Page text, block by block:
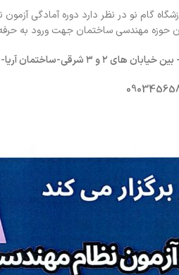
گام نو در نظر دارد دوره آمادگی
مهندسی ساختمان جهت ورود به حرفه
بین خیابان های۲و ۳شرقی-ساختمان